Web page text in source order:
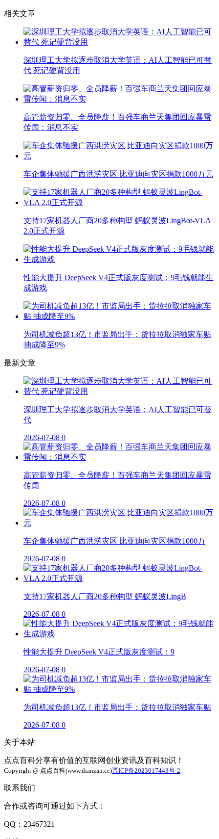
相关文章
深圳理工大学拟逐步取消大学英语：AI人工智能已可替
代 死记硬背没用
高管薪资归零、全员降薪！百强车商兰天集团回应暴雷
传闻：消息不实
车企集体驰援广西洪涝灾区 比亚迪向灾区捐款1000万元
支持17家机器人厂商20多种构型 蚂蚁灵波LingBot-VLA
2.0正式开源
性能大提升 DeepSeek V4正式版灰度测试：9毛钱就能生
成游戏
为司机减负超13亿！市监局出手：货拉拉取消独家车贴
抽成降至9%
最新文章
深圳理工大学拟逐步取消大学英语：AI人工智能已可替
代
2026-07-08 0
高管薪资归零、全员降薪！百强车商兰天集团回应暴雷
传闻
2026-07-08 0
车企集体驰援广西洪涝灾区 比亚迪向灾区捐款1000万
2026-07-08 0
支持17家机器人厂商20多种构型 蚂蚁灵波LingB
2026-07-08 0
性能大提升 DeepSeek V4正式版灰度测试：9
2026-07-08 0
为司机减负超13亿！市监局出手：货拉拉取消独家车贴
2026-07-08 0
关于本站
点点百科分享有价值的互联网创业资讯及百科知识！
Copyright @ 点点百科(www.dianzan.cc)晋ICP备2023017443号-2
联系我们
合作或咨询可通过如下方式：
QQ：23467321